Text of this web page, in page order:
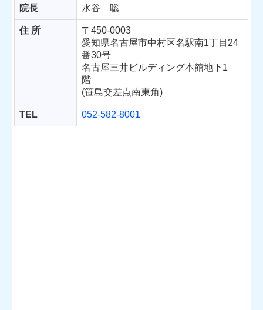
院長 水谷 聡
住 所
〒450-0003
愛知県名古屋市中村区名駅南1丁目24
番30号
名古屋三井ビルディング本館地下1
階
(笹島交差点南東角)
TEL 052-582-8001